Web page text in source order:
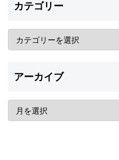
カテゴリー
アーカイブ